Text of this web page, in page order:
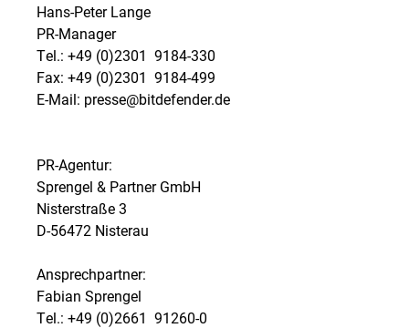
Hans-Peter Lange
PR-Manager
Tel.: +49 (0)2301  9184-330
Fax: +49 (0)2301  9184-499
E-Mail: presse@bitdefender.de
PR-Agentur:
Sprengel & Partner GmbH
Nisterstraße 3
D-56472 Nisterau
Ansprechpartner:
Fabian Sprengel
Tel.: +49 (0)2661  91260-0